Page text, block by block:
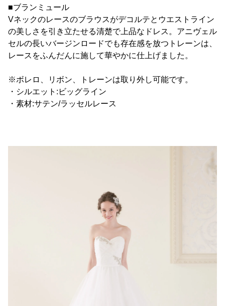
■ブランミュール
Vネックのレースのブラウスがデコルテとウエストライン
の美しさを引き立たせる清楚で上品なドレス。アニヴェル
セルの長いバージンロードでも存在感を放つトレーンは、
レースをふんだんに施して華やかに仕上げました。
※ボレロ、リボン、トレーンは取り外し可能です。
・シルエット:ビッグライン
・素材:サテン/ラッセルレース